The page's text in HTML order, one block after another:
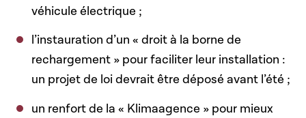
véhicule électrique ;
l’instauration d’un « droit à la borne de
rechargement » pour faciliter leur installation :
un projet de loi devrait être déposé avant l’été ;
un renfort de la « Klimaagence » pour mieux